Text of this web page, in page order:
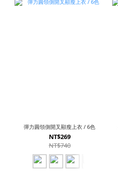
彈力圓領側開叉顯瘦上衣 / 6色
NT$269
NT$740